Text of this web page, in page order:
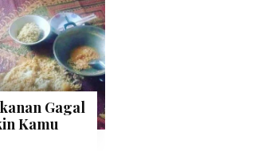
Gagal
Kamu